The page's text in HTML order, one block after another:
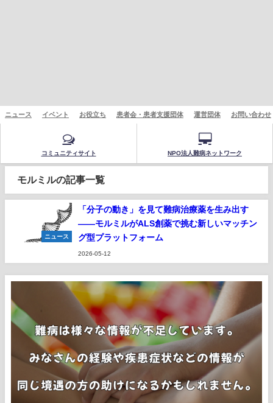
ニュース イベント お役立ち 患者会・患者支援団体 運営団体 お問い合わせ
コミュニティサイト NPO法人難病ネットワーク
モルミルの記事一覧
ニュース
「分子の動き」を見て難病治療薬を生み出す
——モルミルがALS創薬で挑む新しいマッチン
グ型プラットフォーム
2026-05-12